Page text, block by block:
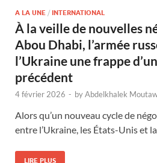
A LA UNE / INTERNATIONAL
À la veille de nouvelles
Abou Dhabi, l’armée
l’Ukraine une frappe
précédent
4 février 2026 - byAbdelkhalek
Alors qu’un nouveau cycle de
entre l’Ukraine, les États-Unis et
LIRE PLUS